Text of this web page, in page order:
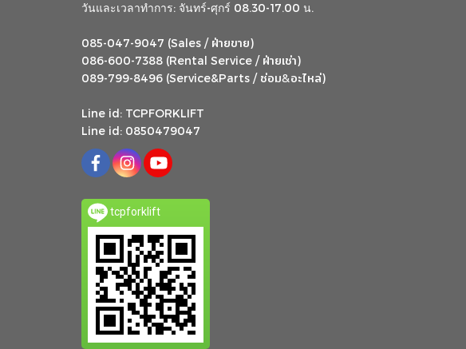
วันและเวลาทำการ: จันทร์-ศุกร์ 08.30-17.00 น.
085-047-9047 (Sales / ฝ่ายขาย)
086-600-7388 (Rental Service / ฝ่ายเช่า)
089-799-8496 (Service&Parts / ซ่อม&อะไหล่)
Line id: TCPFORKLIFT
Line id: 0850479047
tcpforklift